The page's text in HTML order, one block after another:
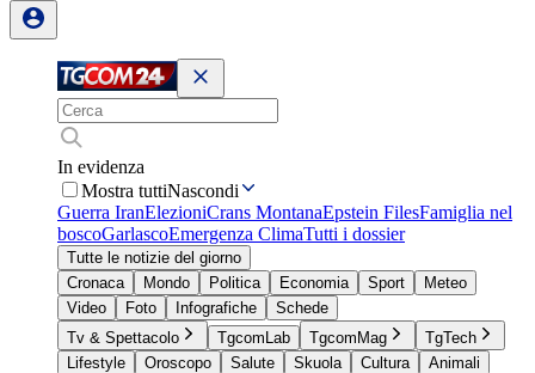
In evidenza
Mostra tuttiNascondi
Guerra IranElezioniCrans MontanaEpstein FilesFamiglia nel
boscoGarlascoEmergenza ClimaTutti i dossier
Tutte le notizie del giorno
Cronaca
Mondo Politica Economia Sport
Meteo
Video
Foto Infografiche
Schede
Tv & Spettacolo
TgcomLab TgcomMag
TgTech
Lifestyle
Oroscopo Salute Skuola Cultura
Animali